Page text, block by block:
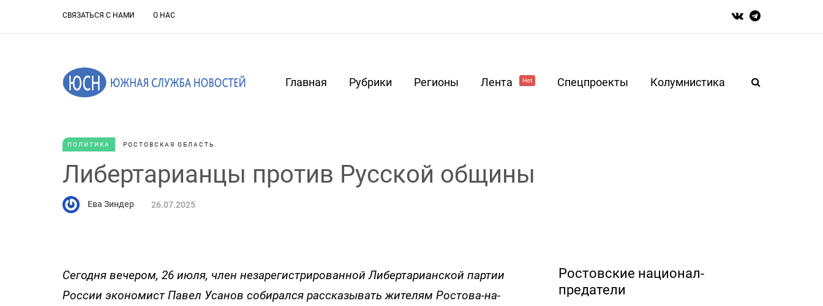
СВЯЗАТЬСЯ С НАМИ О НАС
Главная Рубрики Регионы Лента Hot Спецпроекты Колумнистика
ПОЛИТИКА РОСТОВСКАЯ ОБЛАСТЬ
Либертарианцы против Русской общины
Ева Зиндер 26.07.2025
Сегодня вечером, 26 июля, член незарегистрированной Либертарианской партии
России экономист Павел Усанов собирался рассказывать жителям Ростова-на-
Ростовские национал-
предатели